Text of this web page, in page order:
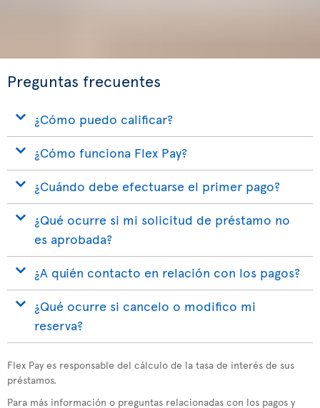
Preguntas frecuentes
¿Cómo puedo calificar?
¿Cómo funciona Flex Pay?
¿Cuándo debe efectuarse el primer pago?
¿Qué ocurre si mi solicitud de préstamo no
es aprobada?
¿A quién contacto en relación con los pagos?
¿Qué ocurre si cancelo o modifico mi
reserva?
Flex Pay es responsable del cálculo de la tasa de interés de sus
préstamos.
Para más información o preguntas relacionadas con los pagos y